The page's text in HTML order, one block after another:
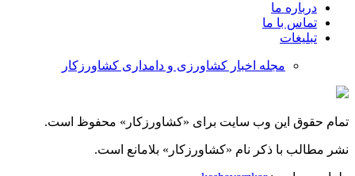
درباره ما
تماس با ما
تبلیغات
مجله اخبار کشاورزی و دامداری کشاورزکار
تمام حقوق این وب سایت برای «کشاورزکار» محفوظ است.
نشر مطالب با ذکر نام «کشاورزکار» بلامانع است.